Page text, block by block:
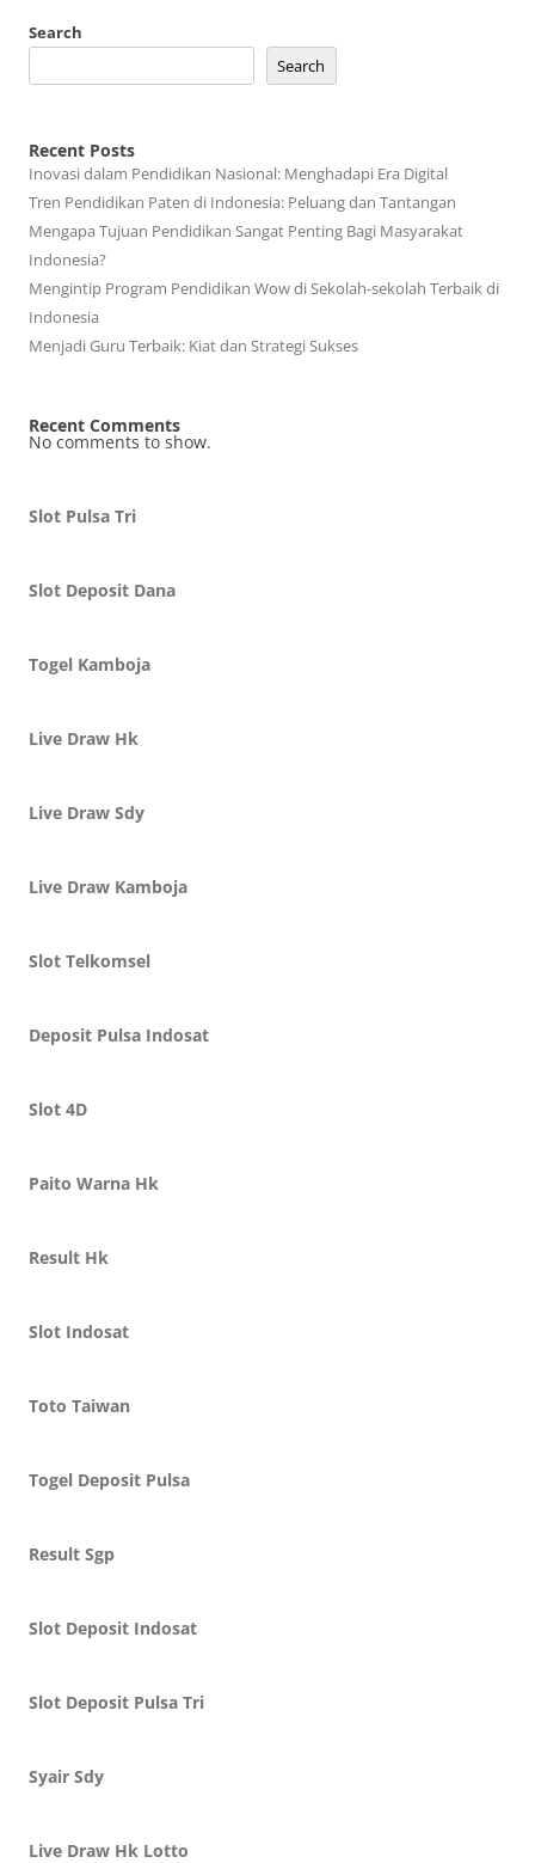
Search
Search
Recent Posts
Inovasi dalam Pendidikan Nasional: Menghadapi Era Digital
Tren Pendidikan Paten di Indonesia: Peluang dan Tantangan
Mengapa Tujuan Pendidikan Sangat Penting Bagi Masyarakat
Indonesia?
Mengintip Program Pendidikan Wow di Sekolah-sekolah Terbaik di
Indonesia
Menjadi Guru Terbaik: Kiat dan Strategi Sukses
Recent Comments
No comments to show.
Slot Pulsa Tri
Slot Deposit Dana
Togel Kamboja
Live Draw Hk
Live Draw Sdy
Live Draw Kamboja
Slot Telkomsel
Deposit Pulsa Indosat
Slot 4D
Paito Warna Hk
Result Hk
Slot Indosat
Toto Taiwan
Togel Deposit Pulsa
Result Sgp
Slot Deposit Indosat
Slot Deposit Pulsa Tri
Syair Sdy
Live Draw Hk Lotto